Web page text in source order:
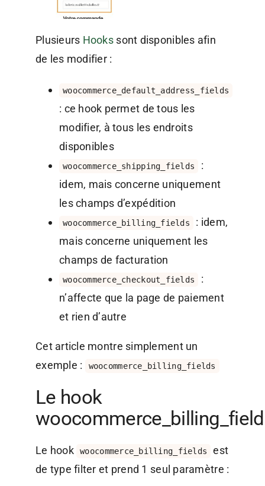
Plusieurs Hooks sont disponibles afin
de les modifier :
woocommerce_default_address_fields
: ce hook permet de tous les
modifier, à tous les endroits
disponibles
woocommerce_shipping_fields
:
idem, mais concerne uniquement
les champs d’expédition
woocommerce_billing_fields
: idem,
mais concerne uniquement les
champs de facturation
woocommerce_checkout_fields
:
n’affecte que la page de paiement
et rien d’autre
Cet article montre simplement un
exemple :
woocommerce_billing_fields
Le hook
Le hook woocommerce_billing_fields
est
de type filter et prend 1 seul paramètre :